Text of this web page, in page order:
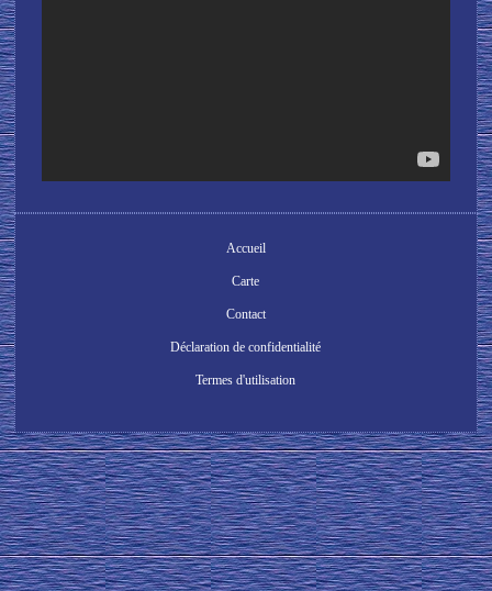
Accueil
Carte
Contact
Déclaration de confidentialité
Termes d'utilisation